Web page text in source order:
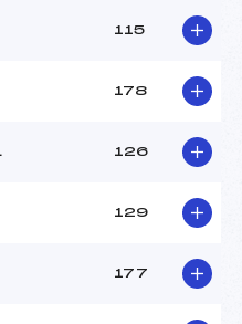
115
178
126
129
177